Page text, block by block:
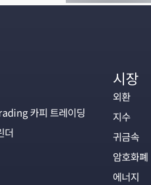
카피 트레이딩
더
시장
외환
지수
귀금속
암호화폐
에너지